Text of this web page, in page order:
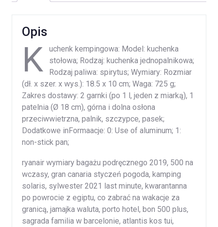
Opis
K
uchenk kempingowa: Model: kuchenka
stołowa; Rodzaj: kuchenka jednopalnikowa;
Rodzaj paliwa: spirytus; Wymiary: Rozmiar
(dł. x szer. x wys.): 18.5 x 10 cm; Waga: 725 g;
Zakres dostawy: 2 garnki (po 1 l, jeden z miarką), 1
patelnia (Ø 18 cm), górna i dolna osłona
przeciwwietrzna, palnik, szczypce, pasek;
Dodatkowe inFormaacje: 0: Use of aluminum; 1:
non-stick pan;
ryanair wymiary bagażu podręcznego 2019, 500 na
wczasy, gran canaria styczeń pogoda, kamping
solaris, sylwester 2021 last minute, kwarantanna
po powrocie z egiptu, co zabrać na wakacje za
granicą, jamajka waluta, porto hotel, bon 500 plus,
sagrada familia w barcelonie, atlantis kos tui,